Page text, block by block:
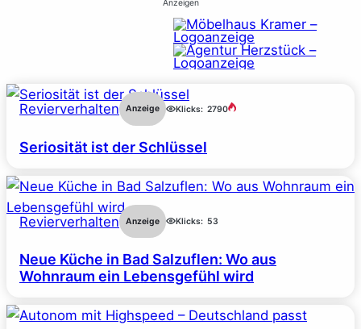
Anzeigen
Revierverhalten Anzeige Klicks: 2790
Seriosität ist der Schlüssel
Revierverhalten Anzeige Klicks: 53
Neue Küche in Bad Salzuflen: Wo aus
Wohnraum ein Lebensgefühl wird